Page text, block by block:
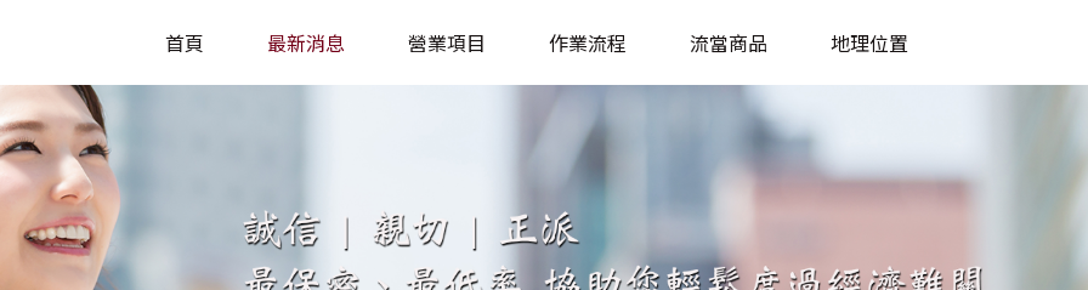
首頁 最新消息 營業項目 作業流程 流當商品 地理位置